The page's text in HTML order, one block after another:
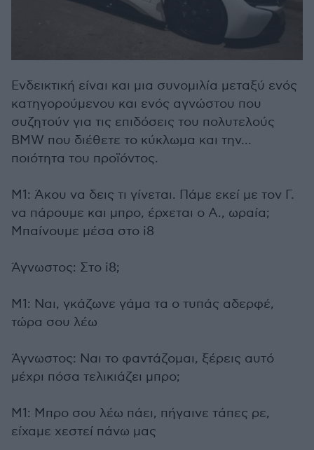
Ενδεικτική είναι και μια συνομιλία μεταξύ ενός
κατηγορούμενου και ενός αγνώστου που
συζητούν για τις επιδόσεις του πολυτελούς
BMW που διέθετε το κύκλωμα και την...
ποιότητα του προϊόντος.
Μ1: Άκου να δεις τι γίνεται. Πάμε εκεί με τον Γ.
να πάρουμε και μπρο, έρχεται ο Α., ωραία;
Μπαίνουμε μέσα στο i8
Άγνωστος: Στο i8;
Μ1: Ναι, γκάζωνε γάμα τα ο τυπάς αδερφέ,
τώρα σου λέω
Άγνωστος: Ναι το φαντάζομαι, ξέρεις αυτό
μέχρι πόσα τελικιάζει μπρο;
Μ1: Μπρο σου λέω πάει, πήγαινε τάπες ρε,
είχαμε χεστεί πάνω μας